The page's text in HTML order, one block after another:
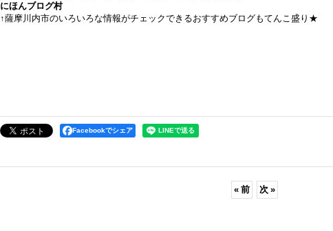
にほんブログ村
↑薩摩川内市のいろいろな情報がチェックできるおすすめブログもてんこ盛り★
Facebookでシェア
« 前 次 »